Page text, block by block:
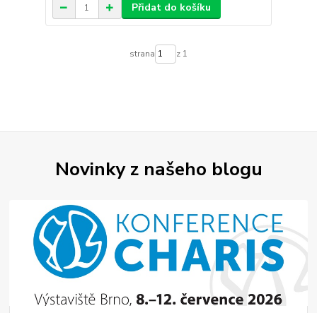
Přidat do košíku
strana z 1
Novinky z našeho blogu